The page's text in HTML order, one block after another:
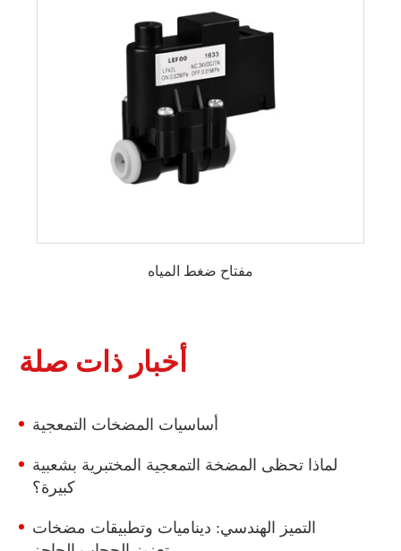
مفتاح ضغط تفاضلي
مفتاح ضغط مضخة المياه
مقياس الضغط LFB
مفتاح ضغط ميكانيكي
جهاز تحكم في المياه
مفتاح ضغط المياه
مفتاح ضغط المياه LF42H
مفتاح ضغط المياه
أخبار ذات صلة
أساسيات المضخات التمعجية
لماذا تحظى المضخة التمعجية المختبرية بشعبية
كبيرة؟
التميز الهندسي: ديناميات وتطبيقات مضخات